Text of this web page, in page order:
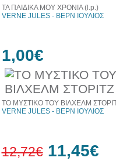
ΤΑ ΠΑΙΔΙΚΑ ΜΟΥ ΧΡΟΝΙΑ (l.p.)
VERNE JULES - ΒΕΡΝ ΙΟΥΛΙΟΣ
1,00€
ΤΟ ΜΥΣΤΙΚΟ ΤΟΥ ΒΙΛΧΕΛΜ
VERNE JULES - ΒΕΡΝ ΙΟΥΛΙΟΣ
12,72€ 11,45€